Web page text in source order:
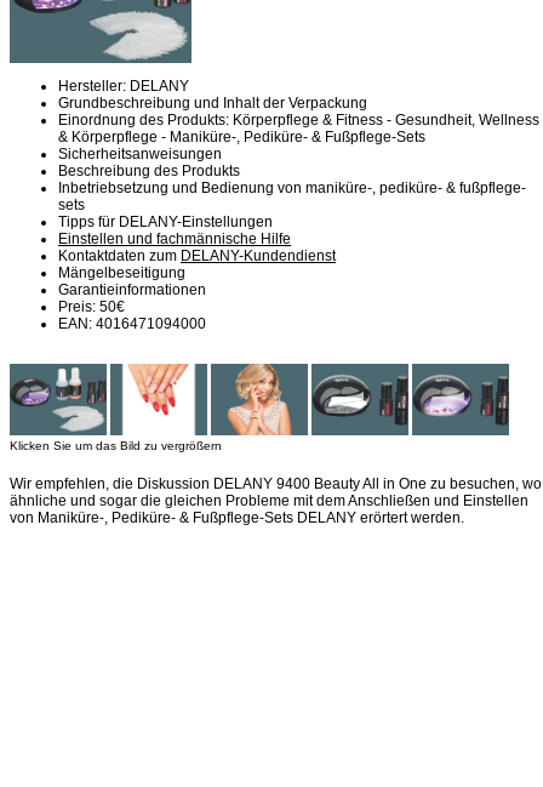
Hersteller: DELANY
Grundbeschreibung und Inhalt der Verpackung
Einordnung des Produkts: Körperpflege & Fitness - Gesundheit, Wellness
& Körperpflege - Maniküre-, Pediküre- & Fußpflege-Sets
Sicherheitsanweisungen
Beschreibung des Produkts
Inbetriebsetzung und Bedienung von maniküre-, pediküre- & fußpflege-
sets
Tipps für DELANY-Einstellungen
Einstellen und fachmännische Hilfe
Kontaktdaten zum DELANY-Kundendienst
Mängelbeseitigung
Garantieinformationen
Preis: 50€
EAN: 4016471094000
Klicken Sie um das Bild zu vergrößern
Wir empfehlen, die Diskussion DELANY 9400 Beauty All in One zu besuchen, wo
ähnliche und sogar die gleichen Probleme mit dem Anschließen und Einstellen
von Maniküre-, Pediküre- & Fußpflege-Sets DELANY erörtert werden.